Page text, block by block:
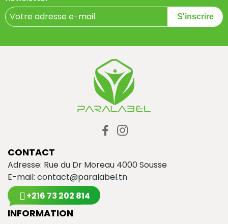
S'inscrire
CONTACT
Adresse: Rue du Dr Moreau 4000 Sousse
E-mail: contact@paralabel.tn
+216 73 202 814
INFORMATION